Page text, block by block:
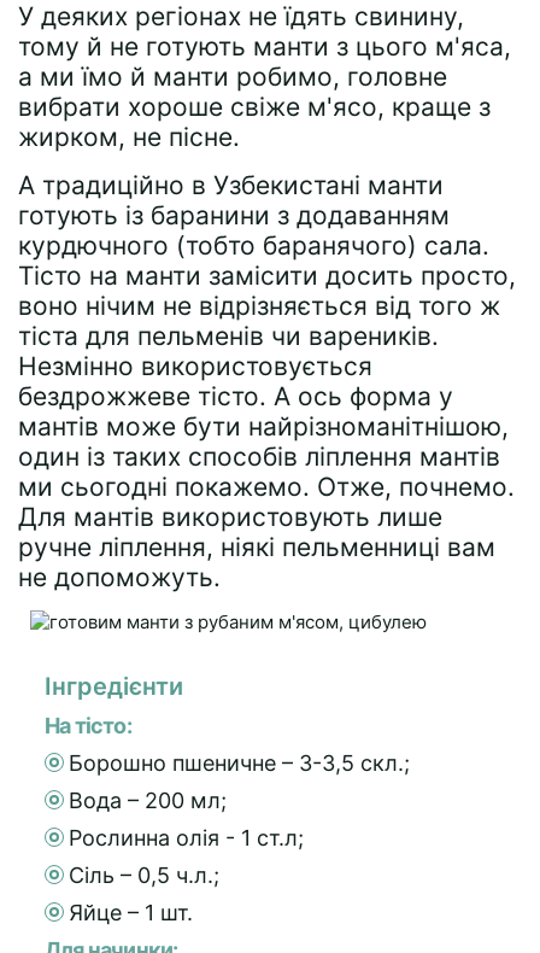
У деяких регіонах не їдять свинину,
тому й не готують манти з цього м'яса,
а ми їмо й манти робимо, головне
вибрати хороше свіже м'ясо, краще з
жирком, не пісне.
А традиційно в Узбекистані манти
готують із баранини з додаванням
курдючного (тобто баранячого) сала.
Тісто на манти замісити досить просто,
воно нічим не відрізняється від того ж
тіста для пельменів чи вареників.
Незмінно використовується
бездрожжеве тісто. А ось форма у
мантів може бути найрізноманітнішою,
один із таких способів ліплення мантів
ми сьогодні покажемо. Отже, почнемо.
Для мантів використовують лише
ручне ліплення, ніякі пельменниці вам
не допоможуть.
Інгредієнти
На тісто:
Борошно пшеничне – 3-3,5 скл.;
Вода – 200 мл;
Рослинна олія - 1 ст.л;
Сіль – 0,5 ч.л.;
Яйце – 1 шт.